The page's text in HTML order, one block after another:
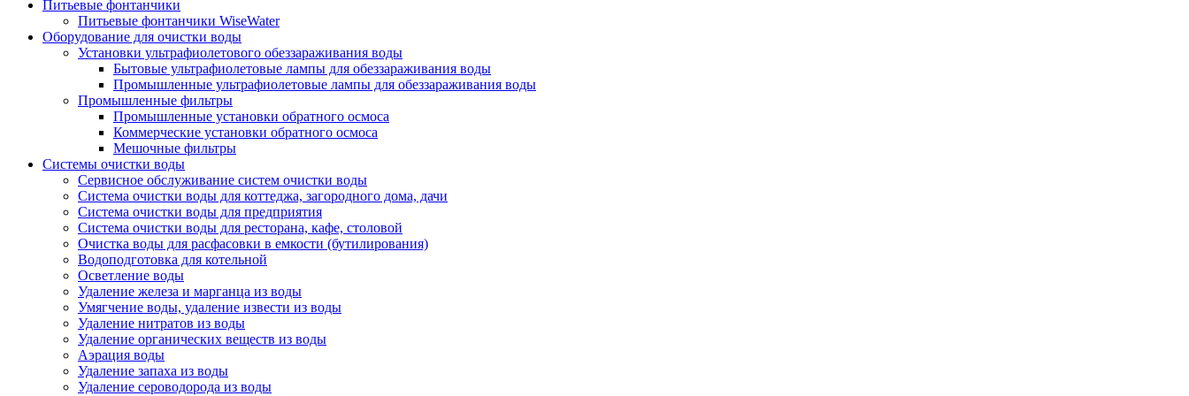
Питьевые фонтанчики
Питьевые фонтанчики WiseWater
Оборудование для очистки воды
Установки ультрафиолетового обеззараживания воды
Бытовые ультрафиолетовые лампы для обеззараживания воды
Промышленные ультрафиолетовые лампы для обеззараживания воды
Промышленные фильтры
Промышленные установки обратного осмоса
Коммерческие установки обратного осмоса
Мешочные фильтры
Системы очистки воды
Сервисное обслуживание систем очистки воды
Система очистки воды для коттеджа, загородного дома, дачи
Система очистки воды для предприятия
Система очистки воды для ресторана, кафе, столовой
Очистка воды для расфасовки в емкости (бутилирования)
Водоподготовка для котельной
Осветление воды
Удаление железа и марганца из воды
Умягчение воды, удаление извести из воды
Удаление нитратов из воды
Удаление органических веществ из воды
Аэрация воды
Удаление запаха из воды
Удаление сероводорода из воды